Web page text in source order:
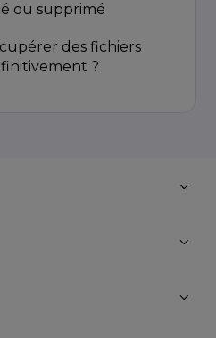
ou supprimé
des fichiers
?